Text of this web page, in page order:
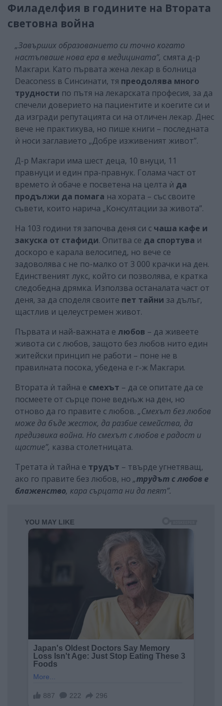
Филаделфия в годините на Втората
световна война
„Завърших образованието си точно когато
настъпваше нова ера в медицината”, смята д-р
Макгари. Като първата жена лекар в болница
Deaconess в Синсинати, тя преодолява много
трудности по пътя на лекарската професия, за да
спечели доверието на пациентите и коегите си и
да изгради репутацията си на отличен лекар. Днес
вече не практикува, но пише книги – последната
ѝ носи заглавието „Добре изживеният живот”.
Д-р Макгари има шест деца, 10 внуци, 11
правнуци и един пра-правнук. Голама част от
времето ѝ обаче е посветена на целта ѝ да
продължи да помага на хората – със своите
съвети, които нарича „Консултации за живота”.
На 103 години тя започва деня си с чаша кафе и
закуска от стафиди. Опитва се да спортува и
доскоро е карала велосипед, но вече се
задоволява с не по-малко от 3 000 крачки на ден.
Единственият лукс, който си позволява, е кратка
следобедна дрямка. Използва останалата част от
деня, за да споделя своите пет тайни за дълъг,
щастлив и целеустремен живот.
Първата и най-важната е любов – да живеете
живота си с любов, защото без любов нито един
житейски принцип не работи – поне не в
правилната посока, убедена е г-ж Макгари.
Втората ѝ тайна е смехът – да се опитате да се
посмеете от сърце поне веднъж на ден, но
отново да го правите с любов. „Смехът без любов
може да бъде жесток, да разбие семейства, да
предизвика война. Но смехът с любов е радост и
щастие”, казва столетницата.
Третата ѝ тайна е трудът – твърде угнетяващ,
ако го правите без любов, но „трудът с любов е
блаженство, кара сърцата ни да пеят”.